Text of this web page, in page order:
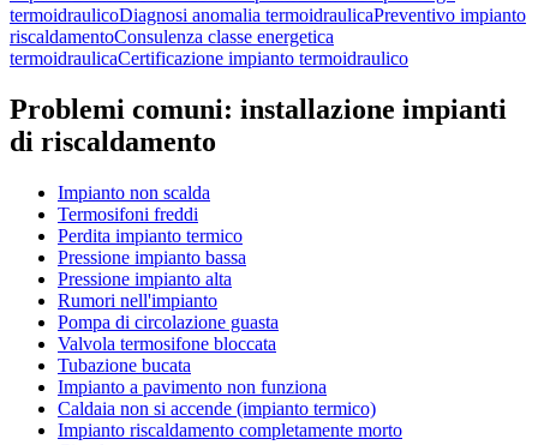
termoidraulicoDiagnosi anomalia termoidraulicaPreventivo impianto
riscaldamentoConsulenza classe energetica
termoidraulicaCertificazione impianto termoidraulico
Problemi comuni: installazione impianti
di riscaldamento
Impianto non scalda
Termosifoni freddi
Perdita impianto termico
Pressione impianto bassa
Pressione impianto alta
Rumori nell'impianto
Pompa di circolazione guasta
Valvola termosifone bloccata
Tubazione bucata
Impianto a pavimento non funziona
Caldaia non si accende (impianto termico)
Impianto riscaldamento completamente morto